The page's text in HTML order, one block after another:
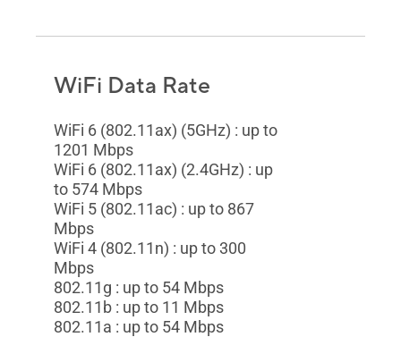
WiFi Data Rate
WiFi 6 (802.11ax) (5GHz) : up to
1201 Mbps
WiFi 6 (802.11ax) (2.4GHz) : up
to 574 Mbps
WiFi 5 (802.11ac) : up to 867
Mbps
WiFi 4 (802.11n) : up to 300
Mbps
802.11g : up to 54 Mbps
802.11b : up to 11 Mbps
802.11a : up to 54 Mbps